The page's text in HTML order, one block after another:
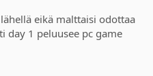
eikä malttaisi odottaa
day 1 peluusee pc game